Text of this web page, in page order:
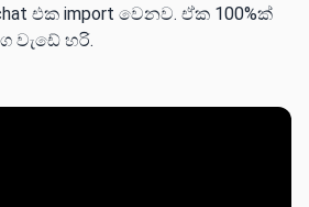
එක import වෙනව. ඒක 100%ක්
වැඩේ හරි.